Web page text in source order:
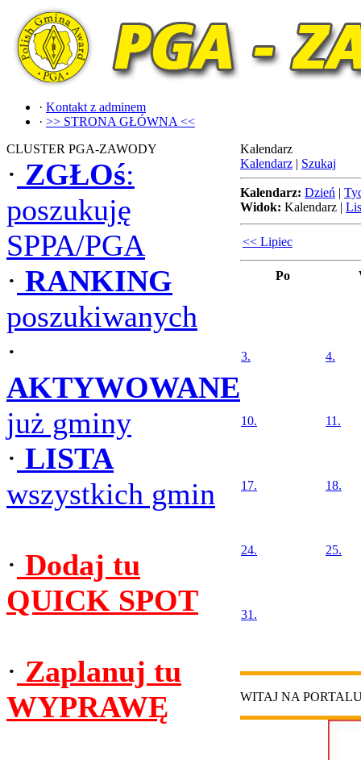
· Kontakt z adminem
· >> STRONA GŁÓWNA <<
CLUSTER PGA-ZAWODY
· ZGŁOś:
poszukuję
SPPA/PGA
· RANKING
poszukiwanych
·
AKTYWOWANE
już gminy
· LISTA
wszystkich gmin
· Dodaj tu
QUICK SPOT
· Zaplanuj tu
WYPRAWĘ
Kalendarz
Kalendarz | Szukaj
Kalendarz: Dzień |
Widok: Kalendarz |
<< Lipiec
Po
3. 4.
10. 11.
17. 18.
24. 25.
31.
WITAJ NA